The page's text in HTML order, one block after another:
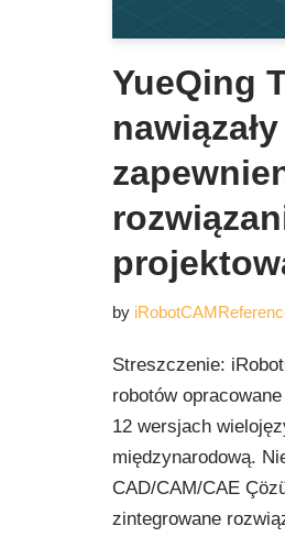
YueQing
by
Streszczenie:
robotów
12 wersjach
międzynarodową.
CAD/CAM/CAE
zintegrowane